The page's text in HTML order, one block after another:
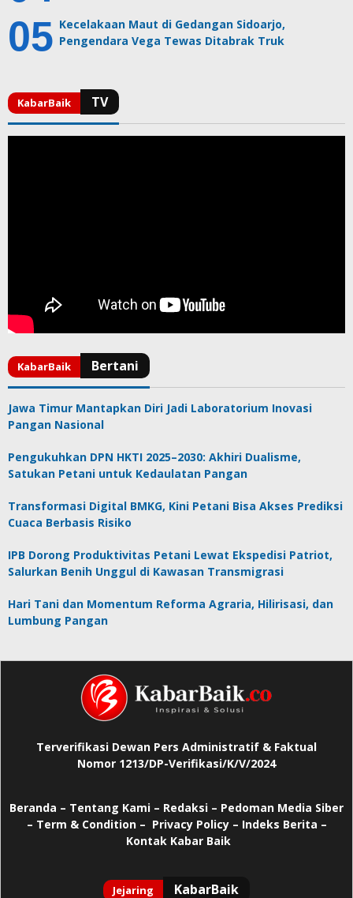
Kecelakaan Maut di Gedangan Sidoarjo,
Pengendara Vega Tewas Ditabrak Truk
Jawa Timur Mantapkan Diri Jadi Laboratorium Inovasi
Pangan Nasional
Pengukuhkan DPN HKTI 2025–2030: Akhiri Dualisme,
Satukan Petani untuk Kedaulatan Pangan
Transformasi Digital BMKG, Kini Petani Bisa Akses Prediksi
Cuaca Berbasis Risiko
IPB Dorong Produktivitas Petani Lewat Ekspedisi Patriot,
Salurkan Benih Unggul di Kawasan Transmigrasi
Hari Tani dan Momentum Reforma Agraria, Hilirisasi, dan
Lumbung Pangan
Terverifikasi Dewan Pers Administratif & Faktual
Nomor 1213/DP-Verifikasi/K/V/2024
Beranda – Tentang Kami – Redaksi – Pedoman Media Siber
– Term & Condition – Privacy Policy– Indeks Berita –
Kontak Kabar Baik